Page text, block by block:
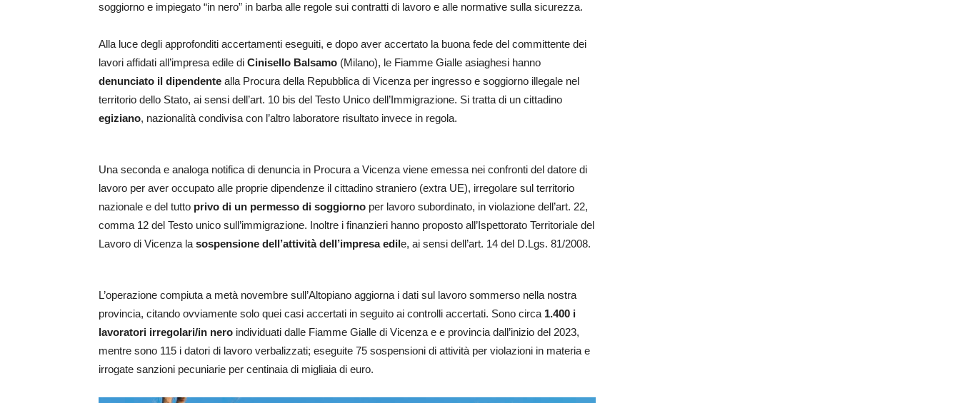
soggiorno e impiegato “in nero” in barba alle regole sui contratti di lavoro e alle normative sulla sicurezza.
Alla luce degli approfonditi accertamenti eseguiti, e dopo aver accertato la buona fede del committente dei
lavori affidati all’impresa edile di Cinisello Balsamo (Milano), le Fiamme Gialle asiaghesi hanno
denunciato il dipendente alla Procura della Repubblica di Vicenza per ingresso e soggiorno illegale nel
territorio dello Stato, ai sensi dell’art. 10 bis del Testo Unico dell’Immigrazione. Si tratta di un cittadino
egiziano, nazionalità condivisa con l’altro laboratore risultato invece in regola.
Una seconda e analoga notifica di denuncia in Procura a Vicenza viene emessa nei confronti del datore di
lavoro per aver occupato alle proprie dipendenze il cittadino straniero (extra UE), irregolare sul territorio
nazionale e del tutto privo di un permesso di soggiorno per lavoro subordinato, in violazione dell’art. 22,
comma 12 del Testo unico sull’immigrazione. Inoltre i finanzieri hanno proposto all’Ispettorato Territoriale del
Lavoro di Vicenza la sospensione dell’attività dell’impresa edile, ai sensi dell’art. 14 del D.Lgs. 81/2008.
L’operazione compiuta a metà novembre sull’Altopiano aggiorna i dati sul lavoro sommerso nella nostra
provincia, citando ovviamente solo quei casi accertati in seguito ai controlli accertati. Sono circa 1.400 i
lavoratori irregolari/in nero individuati dalle Fiamme Gialle di Vicenza e e provincia dall’inizio del 2023,
mentre sono 115 i datori di lavoro verbalizzati; eseguite 75 sospensioni di attività per violazioni in materia e
irrogate sanzioni pecuniarie per centinaia di migliaia di euro.